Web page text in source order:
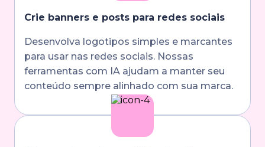
Crie banners e posts para redes sociais
Desenvolva logotipos simples e marcantes
para usar nas redes sociais. Nossas
ferramentas com IA ajudam a manter seu
conteúdo sempre alinhado com sua marca.